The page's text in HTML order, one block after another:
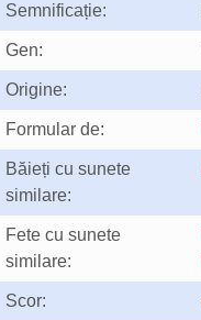
Semnificație:
Gen:
Origine:
Formular de:
Băieți cu sunete
similare:
Fete cu sunete
similare:
Scor: